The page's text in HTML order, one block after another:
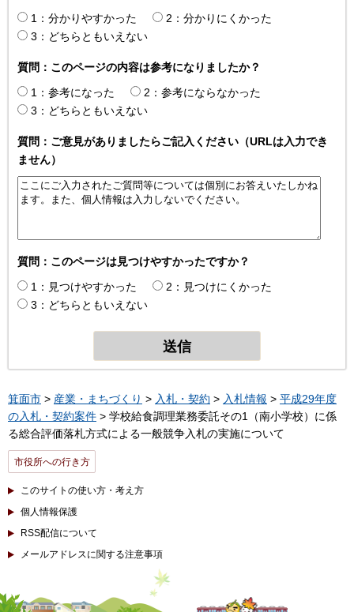
1：分かりやすかった
2：分かりにくかった
3：どちらともいえない
質問：このページの内容は参考になりましたか？
1：参考になった
2：参考にならなかった
3：どちらともいえない
質問：ご意見がありましたらご記入ください（URLは入力でき
ません）
質問：このページは見つけやすかったですか？
1：見つけやすかった
2：見つけにくかった
3：どちらともいえない
箕面市 > 産業・まちづくり > 入札・契約 > 入札情報 > 平成29年度
の入札・契約案件 > 学校給食調理業務委託その1（南小学校）に係
る総合評価落札方式による一般競争入札の実施について
市役所への行き方
このサイトの使い方・考え方
個人情報保護
RSS配信について
メールアドレスに関する注意事項